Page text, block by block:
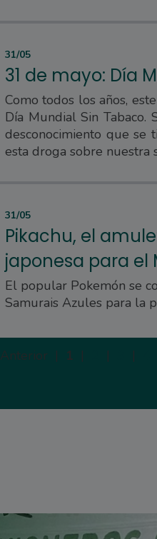
31/05
31 de mayo: Día
Como todos los años,
Día Mundial Sin Tabaco.
desconocimiento que se
esta droga sobre nuestra
31/05
Pikachu, el
japonesa para el
El popular Pokemón se
Samurais Azules para la
Anterior | 1 | | |